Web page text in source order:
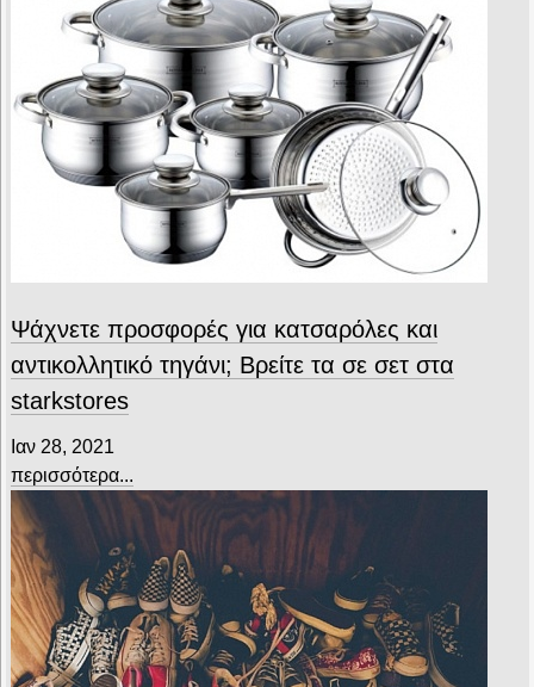
Ψάχνετε προσφορές για κατσαρόλες και
αντικολλητικό τηγάνι; Βρείτε τα σε σετ στα
starkstores
Ιαν 28, 2021
περισσότερα...